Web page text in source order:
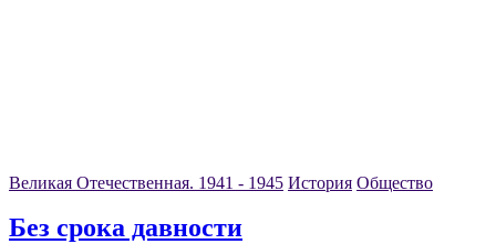
Великая Отечественная. 1941 - 1945 История Общество
Без срока давности